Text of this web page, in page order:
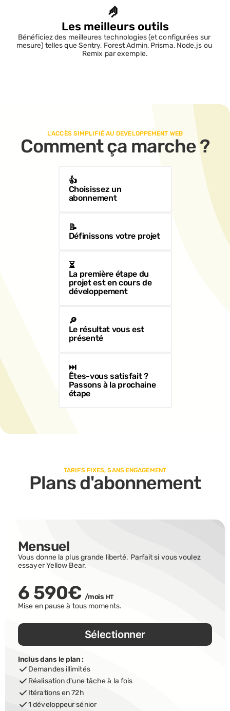
🤌
Les meilleurs outils
Bénéficiez des meilleures technologies (et configurées sur
mesure) telles que Sentry, Forest Admin, Prisma, Node.js ou
Remix par exemple.
L'ACCÈS SIMPLIFIÉ AU DEVELOPPEMENT WEB
Comment ça marche ?
👍
Choisissez un
abonnement
📝
Définissons votre projet
⏳
La première étape du
projet est en cours de
développement
🔎
Le résultat vous est
présenté
⏭️
Êtes-vous satisfait ?
Passons à la prochaine
étape
TARIFS FIXES, SANS ENGAGEMENT
Plans d'abonnement
Mensuel
Vous donne la plus grande liberté. Parfait si vous voulez
essayer Yellow Bear.
6 590€ /mois HT
Mise en pause à tous moments.
Sélectionner
Inclus dans le plan :
Demandes illimités
Réalisation d'une tâche à la fois
Itérations en 72h
1 développeur sénior